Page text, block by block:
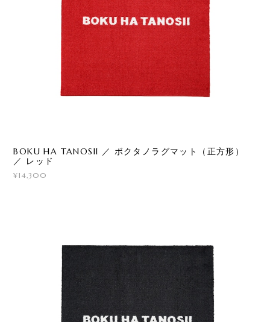
BOKU HA TANOSII ／ ボクタノラグマット（正方形）
／ レッド
¥14,300